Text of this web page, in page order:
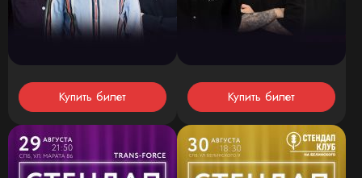
Купить билет Купить билет